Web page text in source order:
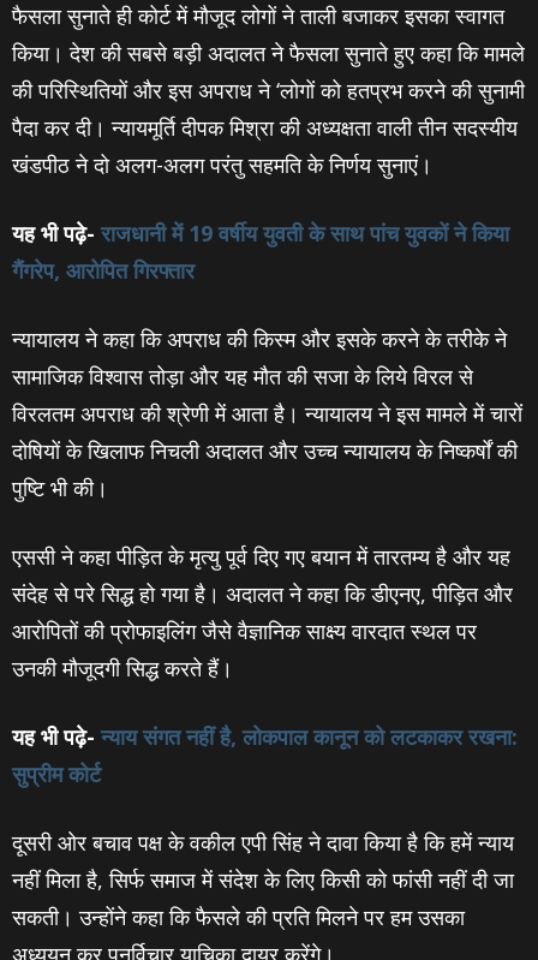
फैसला सुनाते ही कोर्ट में मौजूद लोगों ने ताली बजाकर इसका स्‍वागत
किया। देश की सबसे बड़ी अदालत ने फैसला सुनाते हुए कहा कि मामले
की परिस्थितियों और इस अपराध ने ‘लोगों को हतप्रभ करने की सुनामी
पैदा कर दी। न्यायमूर्ति दीपक मिश्रा की अध्यक्षता वाली तीन सदस्यीय
खंडपीठ ने दो अलग-अलग परंतु सहमति के निर्णय सुनाएं।
यह भी पढ़े- राजधानी में 19 वर्षीय युवती के साथ पांच युवकों ने किया
गैंगरेप, आरोपित गिरफ्तार
न्यायालय ने कहा कि अपराध की किस्म और इसके करने के तरीके ने
सामाजिक विश्वास तोड़ा और यह मौत की सजा के लिये विरल से
विरलतम अपराध की श्रेणी में आता है। न्यायालय ने इस मामले में चारों
दोषियों के खिलाफ निचली अदालत और उच्च न्यायालय के निष्कर्षों की
पुष्टि भी की।
एससी ने कहा पीड़ित के मृत्यु पूर्व दिए गए बयान में तारतम्य है और यह
संदेह से परे सिद्ध हो गया है। अदालत ने कहा कि डीएनए, पीड़ित और
आरोपितों की प्रोफाइलिंग जैसे वैज्ञानिक साक्ष्य वारदात स्थल पर
उनकी मौजूदगी सिद्ध करते हैं।
यह भी पढ़े- न्‍याय संगत नहीं है, लोकपाल कानून को लटकाकर रखना:
सुप्रीम कोर्ट
दूसरी ओर बचाव पक्ष के वकील एपी सिंह ने दावा किया है कि हमें न्याय
नहीं मिला है, सिर्फ समाज में संदेश के लिए किसी को फांसी नहीं दी जा
सकती। उन्होंने कहा कि फैसले की प्रति मिलने पर हम उसका
अध्ययन कर पुनर्विचार याचिका दायर करेंगे।